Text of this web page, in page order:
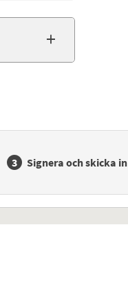
Signera och skicka in